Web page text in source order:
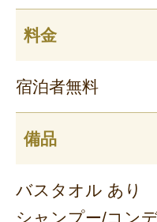
料金
宿泊者無料
備品
バスタオル あり
シャンプー/コン